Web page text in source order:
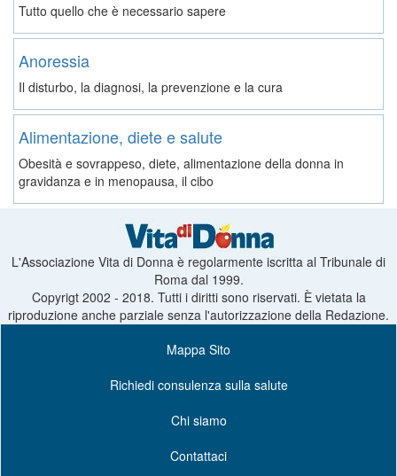
Tutto quello che è necessario sapere
Anoressia
Il disturbo, la diagnosi, la prevenzione e la cura
Alimentazione, diete e salute
Obesità e sovrappeso, diete, alimentazione della donna in
gravidanza e in menopausa, il cibo
L'Associazione Vita di Donna è regolarmente iscritta al Tribunale di
Roma dal 1999.
Copyrigt 2002 - 2018. Tutti i diritti sono riservati. È vietata la
riproduzione anche parziale senza l'autorizzazione della Redazione.
Mappa Sito
Richiedi consulenza sulla salute
Chi siamo
Contattaci